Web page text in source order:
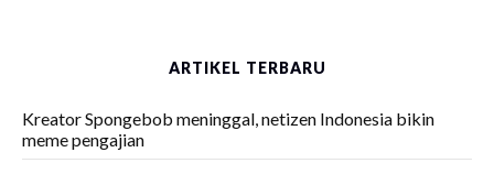
ARTIKEL TERBARU
Kreator Spongebob meninggal, netizen Indonesia bikin
meme pengajian